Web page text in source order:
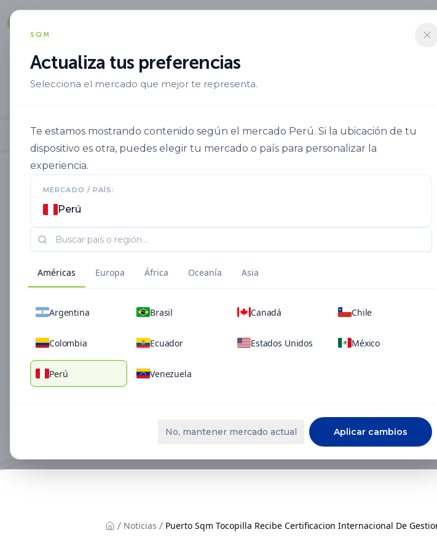
SQM
Actualiza tus preferencias
Selecciona el mercado que mejor te representa.
Te estamos mostrando contenido según el mercado Perú. Si la ubicación de tu
dispositivo es otra, puedes elegir tu mercado o país para personalizar la
experiencia.
MERCADO / PAÍS:
Perú
Américas Europa África Oceanía Asia
Argentina Brasil Canadá Chile
Colombia Ecuador Estados Unidos México
Perú Venezuela
No, mantener mercado actual Aplicar cambios
Puerto SQM Tocopilla recibe
Noticias Puerto Sqm Tocopilla Recibe Certificacion Internacional De